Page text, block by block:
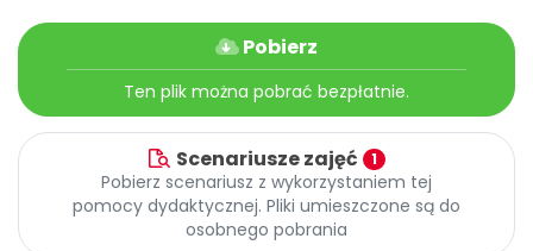
Pobierz
Ten plik można pobrać bezpłatnie.
Scenariusze zajęć 1
Pobierz scenariusz z wykorzystaniem tej
pomocy dydaktycznej. Pliki umieszczone są do
osobnego pobrania